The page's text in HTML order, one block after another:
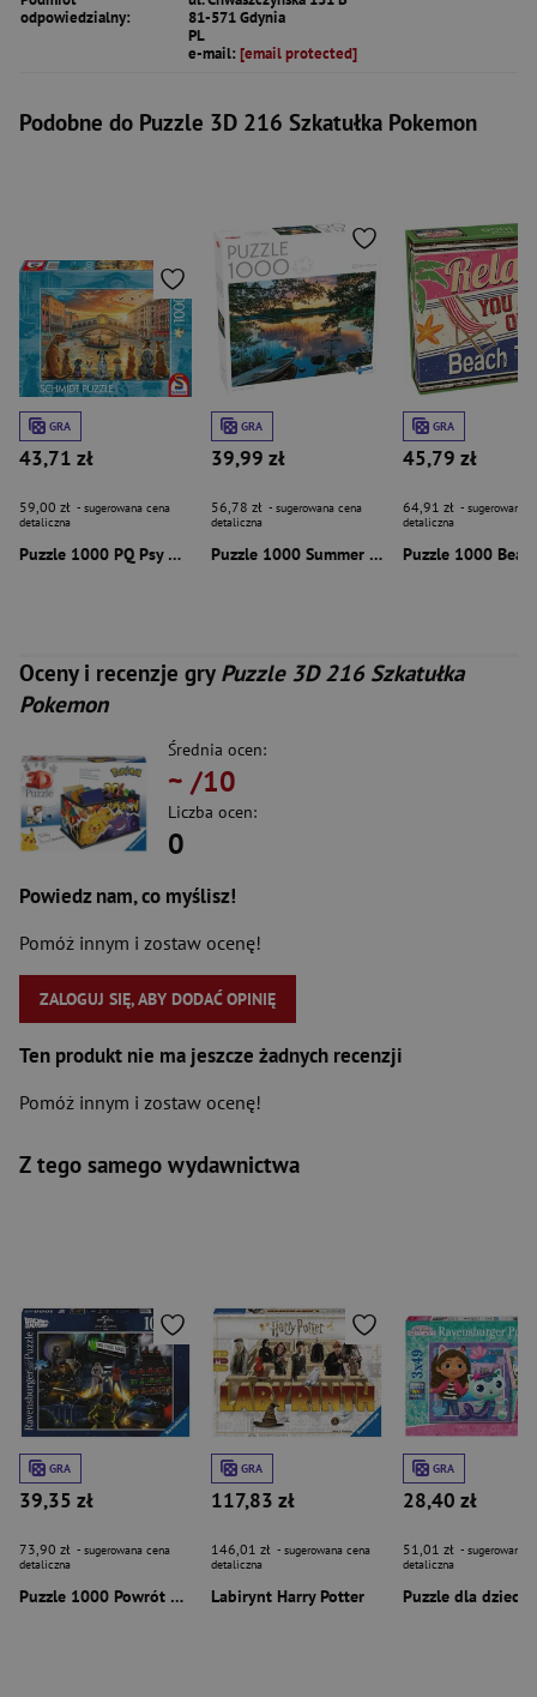
odpowiedzialny:
81-571 Gdynia
PL
e-mail: [email protected]
Podobne do Puzzle 3D 216 Szkatułka Pokemon
GRA
43,71 zł
59,00 zł - sugerowana cena
detaliczna
Puzzle 1000 PQ Psy w Wenecji Włochy 114007
GRA
39,99 zł
56,78 zł - sugerowana cena
detaliczna
Puzzle 1000 Summer Night in Finland 56684
GRA
45,79 zł
64,91 zł - sugerowana
detaliczna
Oceny i recenzje gry Puzzle 3D 216 Szkatułka
Pokemon
Średnia ocen:
~ /10
Liczba ocen:
0
Powiedz nam, co myślisz!
Pomóż innym i zostaw ocenę!
ZALOGUJ SIĘ, ABY DODAĆ OPINIĘ
Ten produkt nie ma jeszcze żadnych recenzji
Pomóż innym i zostaw ocenę!
Z tego samego wydawnictwa
GRA
39,35 zł
73,90 zł - sugerowana cena
detaliczna
Puzzle 1000 Powrót do przyszłości
GRA
117,83 zł
146,01 zł - sugerowana cena
detaliczna
Labirynt Harry Potter
GRA
28,40 zł
51,01 zł - sugerowana
detaliczna